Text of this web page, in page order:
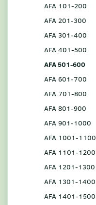
AFA 101-200
AFA 201-300
AFA 301-400
AFA 401-500
AFA 501-600
AFA 601-700
AFA 701-800
AFA 801-900
AFA 901-1000
AFA 1001-1100
AFA 1101-1200
AFA 1201-1300
AFA 1301-1400
AFA 1401-1500